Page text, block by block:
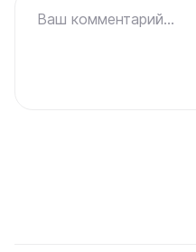
Ваш комментарий...